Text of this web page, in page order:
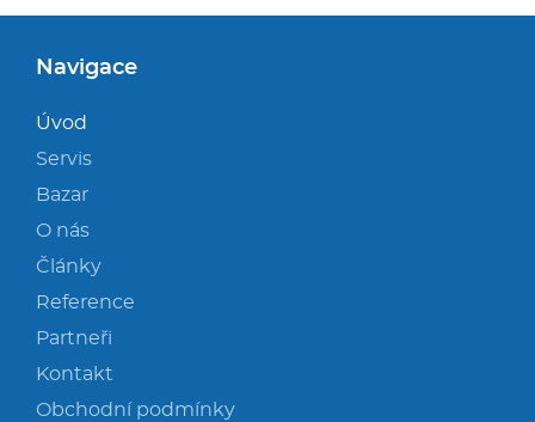
Navigace
Úvod
Servis
Bazar
O nás
Články
Reference
Partneři
Kontakt
Obchodní podmínky